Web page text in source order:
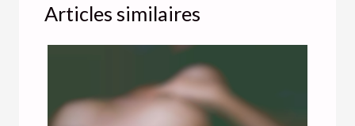
Articles similaires